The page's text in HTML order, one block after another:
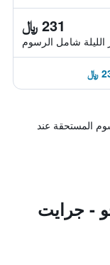
231 ﷼
شامل الرسوم
المستحقة عند
- جرايت